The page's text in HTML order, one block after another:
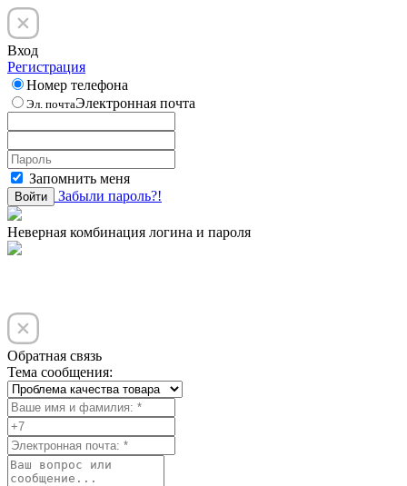
Вход
Регистрация
Номер телефона
Эл. почтаЭлектронная почта
Запомнить меня
Войти Забыли пароль?!
Неверная комбинация логина и пароля
Обратная связь
Тема сообщения: